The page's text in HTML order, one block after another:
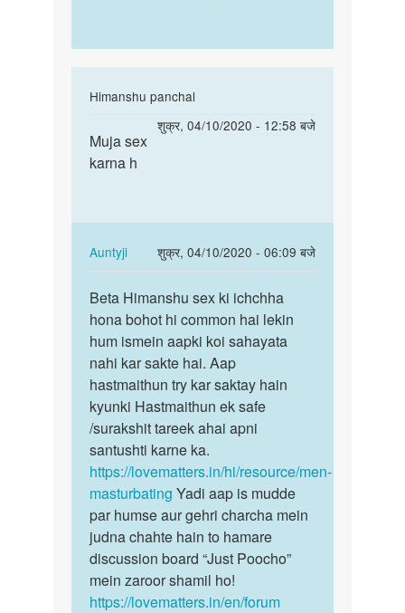
Himanshu panchal
शुक्र, 04/10/2020 - 12:58 बजे
sahi
age
by
samar
Muja
sex
Muja sex
karna h
Auntyji
शुक्र, 04/10/2020 - 06:09 बजे
In
reply
to
Muja
sex
karna
h
by
Himanshu
panchal
Beta
Himanshu
sex
ki
ichchha…
Beta Himanshu sex ki ichchha
hona bohot hi common hai lekin
hum ismein aapki koi sahayata
nahi kar sakte hai. Aap
hastmaithun try kar saktay hain
kyunki Hastmaithun ek safe
/surakshit tareek ahai apni
santushti karne ka.
https://lovematters.in/hi/resource/men-
masturbating Yadi aap is mudde
par humse aur gehri charcha mein
judna chahte hain to hamare
discussion board “Just Poocho”
mein zaroor shamil ho!
https://lovematters.in/en/forum